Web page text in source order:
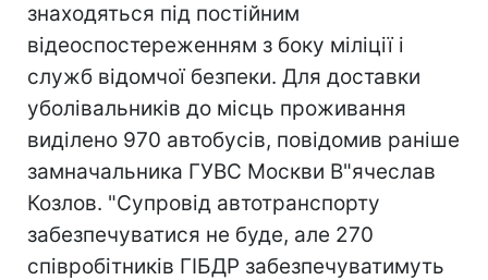
знаходяться під постійним
відеоспостереженням з боку міліції і
служб відомчої безпеки. Для доставки
уболівальників до місць проживання
виділено 970 автобусів, повідомив раніше
замначальника ГУВС Москви В"ячеслав
Козлов. "Супровід автотранспорту
забезпечуватися не буде, але 270
співробітників ГІБДР забезпечуватимуть